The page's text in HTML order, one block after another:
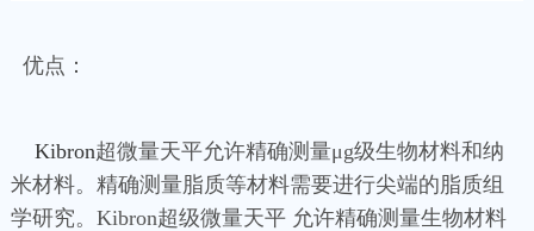
优点：
Kibron超微量天平允许精确测量μg级生物材料和纳
米材料。精确测量脂质等材料需要进行尖端的脂质组
学研究。Kibron超级微量天平 允许精确测量生物材料